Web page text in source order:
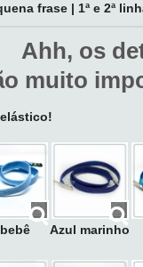
frase | 1ª e 2ª
Ahh, os
muito
Azul marinho